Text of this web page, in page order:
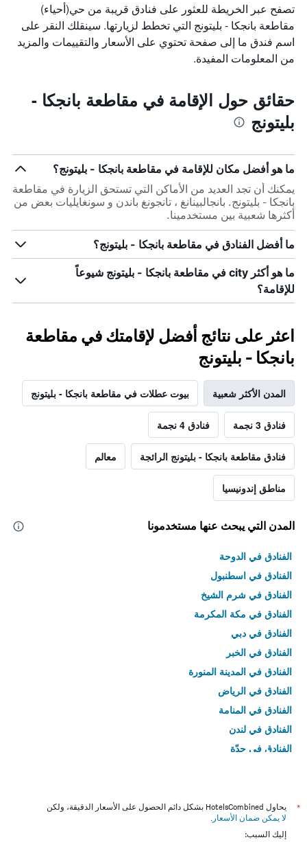
تصفح عبر الخريطة للعثور على فنادق قريبة من حي(أحياء)
مقاطعة بانجكا - بليتونج التي تخطط لزيارتها. سينقلك النقر على
اسم فندق ما إلى صفحة تحتوي على الأسعار والتقييمات والمزيد
من المعلومات المفيدة.
حقائق حول الإقامة في مقاطعة بانجكا -
بليتونج
ما هو أفضل مكان للإقامة في مقاطعة بانجكا - بليتونج؟
يمكنك أن تجد العديد من الأماكن التي تستحق الزيارة في مقاطعة
بانجكا - بليتونج. بانجالبينانغ ، تانجونغ باندن و سونغايليات بعض من
أكثرها شعبية بين مستخدمينا.
ما أفضل الفنادق في مقاطعة بانجكا - بليتونج؟
ما هو أكثر city في مقاطعة بانجكا - بليتونج شيوعاً
للإقامة؟
اعثر على نتائج أفضل لإقامتك في مقاطعة
بانجكا - بليتونج
المدن الأكثر شعبية بيوت عطلات في مقاطعة بانجكا - بليتونج
فنادق 3 نجمة فنادق 4 نجمة
فنادق مقاطعة بانجكا - بليتونج الرائجة معالم
مناطق إندونيسيا
المدن التي يبحث عنها مستخدمونا
الفنادق في الدوحة
الفنادق في اسطنبول
الفنادق في شرم الشيخ
الفنادق في مكة المكرمة
الفنادق في دبي
الفنادق في الخبر
الفنادق في المدينة المنورة
الفنادق في الرياض
الفنادق في المنامة
الفنادق في لندن
الفنادق في جدّة
*
يحاول HotelsCombined بشكل دائم الحصول على الأسعار الدقيقة، ولكن
لا يمكن ضمان الأسعار .
إليك السبب: